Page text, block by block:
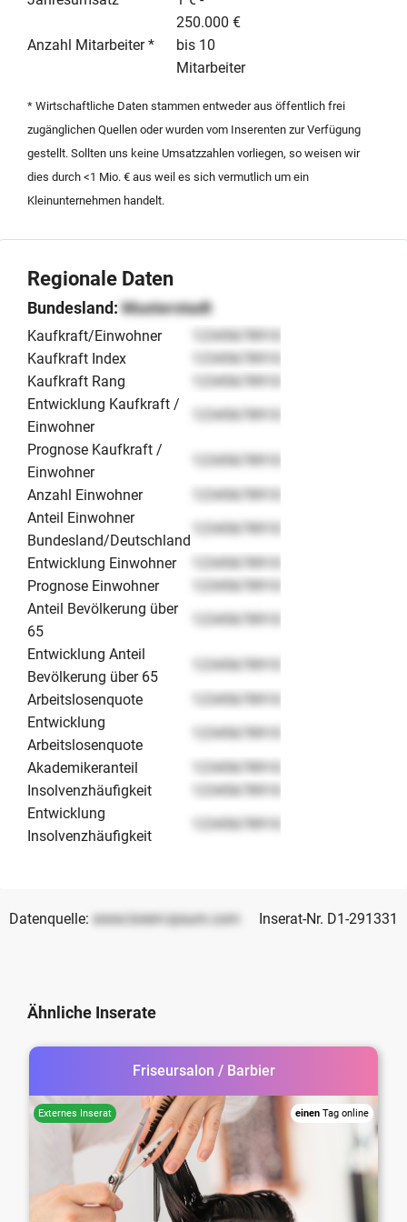
expandierende Fachkräfte im Bereich Freizeit und
Wellness, die von einem schlüsselfertigen Konzept in
einer kaufkräftigen Grenzregion profitieren möchten.
250.000 €
Anzahl Mitarbeiter *
bis 10
Mitarbeiter
* Wirtschaftliche Daten stammen entweder aus öffentlich frei
zugänglichen Quellen oder wurden vom Inserenten zur Verfügung
gestellt. Sollten uns keine Umsatzzahlen vorliegen, so weisen wir
dies durch <1 Mio. € aus weil es sich vermutlich um ein
Kleinunternehmen handelt.
Regionale Daten
Bundesland:Musterstadt
Kaufkraft/Einwohner
12345678910
Kaufkraft Index
12345678910
Kaufkraft Rang
12345678910
Entwicklung Kaufkraft /
Einwohner
12345678910
Prognose Kaufkraft /
Einwohner
12345678910
Anzahl Einwohner
12345678910
Anteil Einwohner
Bundesland/Deutschland
12345678910
Entwicklung Einwohner
12345678910
Prognose Einwohner
12345678910
Anteil Bevölkerung über
65
12345678910
Entwicklung Anteil
Bevölkerung über 65
12345678910
Arbeitslosenquote
12345678910
Entwicklung
Arbeitslosenquote
12345678910
Akademikeranteil
12345678910
Insolvenzhäufigkeit
12345678910
Entwicklung
Insolvenzhäufigkeit
12345678910
Datenquelle: www.lorem-ipsum.com Inserat-Nr. D1-291331
Ähnliche Inserate
Friseursalon / Barbier
einen Tag online